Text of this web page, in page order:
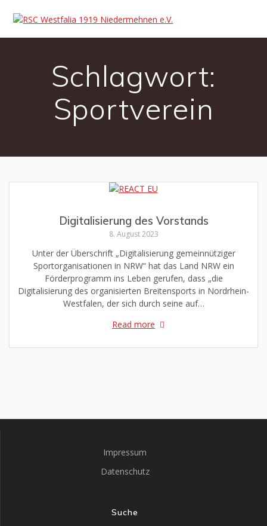
to
Schlagwort:
Sportverein
Digitalisierung des Vorstands
8. August 2023
Unter der Überschrift „Digitalisierung gemeinnütziger
Sportorganisationen in NRW“ hat das Land NRW ein
Förderprogramm ins Leben gerufen, dass „die
Digitalisierung des organisierten Breitensports in Nordrhein-
Westfalen, der sich durch seine auf…
Read more
Impressum
Datenschutz
Suche